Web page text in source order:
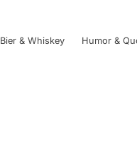
Bier & Whiskey Humor &